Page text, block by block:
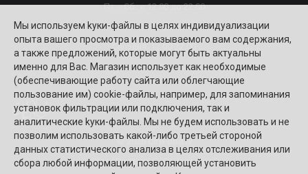
Пт. - Сб.: с 12:00 до 22:00
Вск.: c 10:00 до 22:00
Сегодня: 12:00-22:00
© 2026 CityFood.lv
Riga (Доставка - Самовывоз)
Мы используем kуки-файлы в целях индивидуализации
опыта вашего просмотра и показываемого вам содержания,
а также предложений, которые могут быть актуальны
именно для Вас. Магазин использует как необходимые
(обеспечивающие работу сайта или облегчающие
пользование им) cookie-файлы, например, для запоминания
установок фильтрации или подключения, так и
аналитические kуки-файлы. Мы не будем использовать и не
позволим использовать какой-либо третьей стороной
данных статистического анализа в целях отслеживания или
сбора любой информации, позволяющей установить